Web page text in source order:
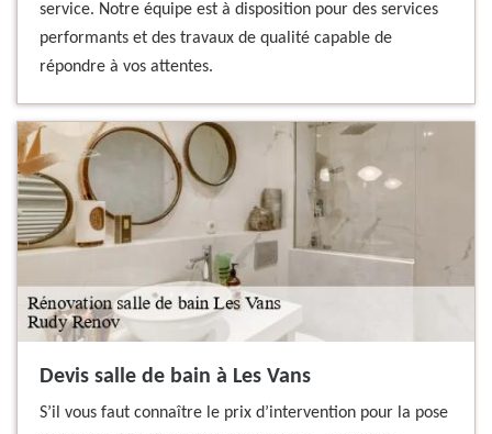
service. Notre équipe est à disposition pour des services
performants et des travaux de qualité capable de
répondre à vos attentes.
Devis salle de bain à Les Vans
S’il vous faut connaître le prix d’intervention pour la pose